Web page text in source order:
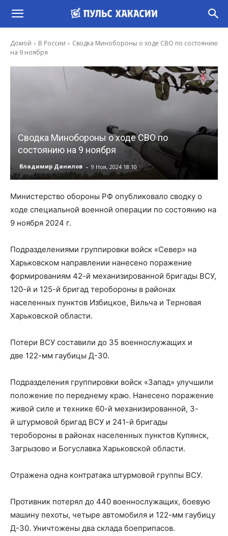
Домой В России
Сводка Минобороны о ходе СВО по состоянию
на 9 ноября
Сводка Минобороны о ходе СВО по
состоянию на 9 ноября
Владимир Данилов - 9 Ноя, 2024 18:10
Министерство обороны РФ опубликовало сводку о
ходе специальной военной операции по состоянию на
9 ноября 2024 г.
Подразделениями группировки войск «Север» на
Харьковском направлении нанесено поражение
формированиям 42-й механизированной бригады ВСУ,
120-й и 125-й бригад теробороны в районах
населенных пунктов Избицкое, Вильча и Терновая
Харьковской области.
Потери ВСУ составили до 35 военнослужащих и
две 122-мм гаубицы Д-30.
Подразделения группировки войск «Запад» улучшили
положение по переднему краю. Нанесено поражение
живой силе и технике 60-й механизированной, 3-
й штурмовой бригад ВСУ и 241-й бригады
теробороны в районах населенных пунктов Купянск,
Загрызово и Богуславка Харьковской области.
Отражена одна контратака штурмовой группы ВСУ.
Противник потерял до 440 военнослужащих, боевую
машину пехоты, четыре автомобиля и 122-мм гаубицу
Д-30. Уничтожены два склада боеприпасов.